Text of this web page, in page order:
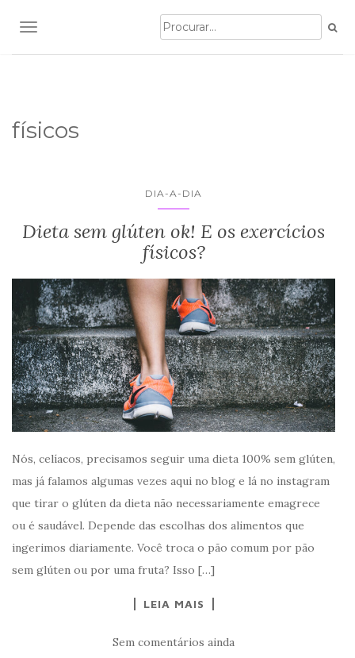
TOGGLE NAVIGATION
físicos
DIA-A-DIA
Dieta sem glúten ok! E os exercícios
físicos?
Nós, celíacos, precisamos seguir uma dieta 100% sem glúten,
mas já falamos algumas vezes aqui no blog e lá no instagram
que tirar o glúten da dieta não necessariamente emagrece
ou é saudável. Depende das escolhas dos alimentos que
ingerimos diariamente. Você troca o pão comum por pão
sem glúten ou por uma fruta? Isso […]
LEIA MAIS
Sem comentários ainda